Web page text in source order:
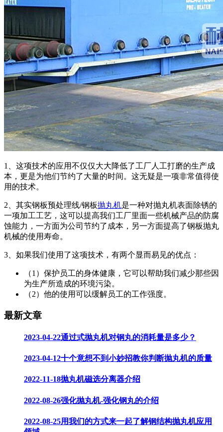
1、这项技术的应用不仅仅大大降低了工厂人工打磨的生产成
本，更是为他们节约了大量的时间。这无疑是一项非常值得使
用的技术。
2、其实钢板预处理线/钢板抛丸机是一种对抛丸机表面除锈的
一项加工工艺，这可以提高我们工厂里面一些机械产品的防腐
蚀能力，一方面为公司节约了成本，另一方面提高了钢板抛丸
机械的使用寿命。
3、如果我们使用了这项技术，有两个显而易见的优点：
（1）保护员工的身体健康，它可以帮助我们减少那些因
为生产所造成的环境污染。
（2）他的使用可以缓解员工的工作强度。
最新文章
2023-04-22通过式抛丸机对钢丸的消耗量是多少？
2023-04-12十个意想不到小妙招教你判断抛丸机的质量
2022-11-18抛丸机磁选分离器介绍
2022-08-26强化抛丸机-强化钢丸的介绍
2022-08-25用我们的方式来一起了解钢结构抛丸机应用